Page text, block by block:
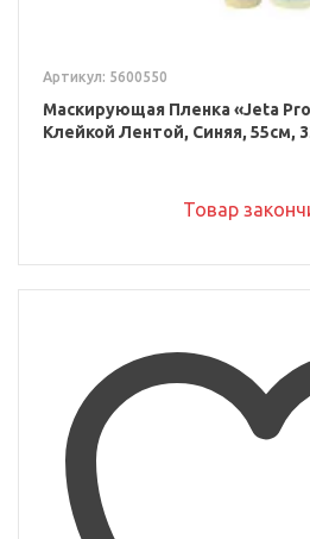
Артикул: 5600550
Маскирующая Пленка «Jeta
Клейкой Лентой, Синяя, 55см,
Товар